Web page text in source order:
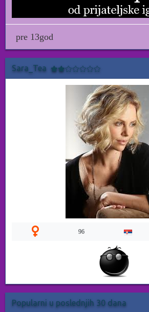
pre 13god
Sara_Tea
96
Popularni u poslednjih 30 dana